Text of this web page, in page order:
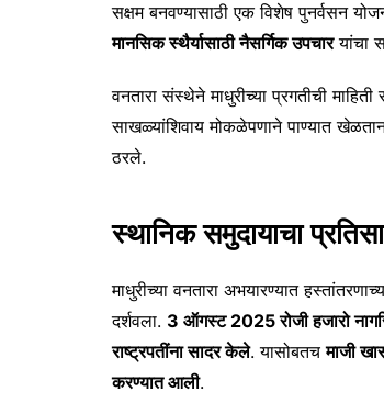
सक्षम बनवण्यासाठी एक विशेष पुनर्वसन
मानसिक स्थैर्यासाठी नैसर्गिक उपचारयांचा
वनतारा संस्थेने माधुरीच्या प्रगतीची
साखळ्यांशिवाय मोकळेपणाने पाण्यात
ठरले.
स्थानिक समुदायाचा
माधुरीच्या वनतारा अभयारण्यात
दर्शवला. 3 ऑगस्ट 2025 रोजी हजारो
राष्ट्रपतींना सादर केले. यासोबतचमाजी
करण्यात आली.